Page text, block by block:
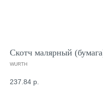
Скотч малярный
WURTH
237.84 р.